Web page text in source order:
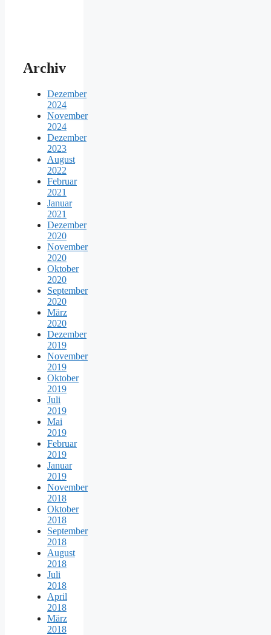
Archiv
Dezember
2024
November
2024
Dezember
2023
August
2022
Februar
2021
Januar
2021
Dezember
2020
November
2020
Oktober
2020
September
2020
März
2020
Dezember
2019
November
2019
Oktober
2019
Juli
2019
Mai
2019
Februar
2019
Januar
2019
November
2018
Oktober
2018
September
2018
August
2018
Juli
2018
April
2018
März
2018